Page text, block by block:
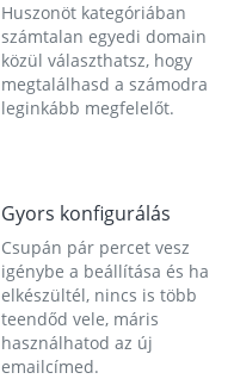
Huszonöt kategóriában
számtalan egyedi domain
közül választhatsz, hogy
megtalálhasd a számodra
leginkább megfelelőt.
Gyors konfigurálás
Csupán pár percet vesz
igénybe a beállítása és ha
elkészültél, nincs is több
teendőd vele, máris
használhatod az új
emailcímed.